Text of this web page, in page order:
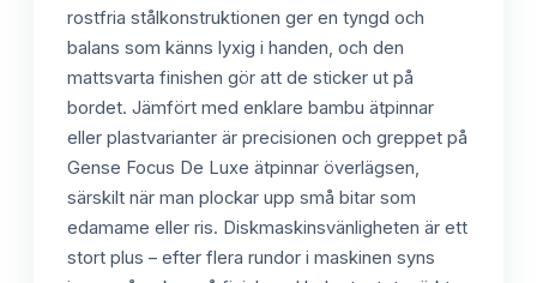
rostfria stålkonstruktionen ger en tyngd och
balans som känns lyxig i handen, och den
mattsvarta finishen gör att de sticker ut på
bordet. Jämfört med enklare bambu ätpinnar
eller plastvarianter är precisionen och greppet på
Gense Focus De Luxe ätpinnar överlägsen,
särskilt när man plockar upp små bitar som
edamame eller ris. Diskmaskinsvänligheten är ett
stort plus – efter flera rundor i maskinen syns